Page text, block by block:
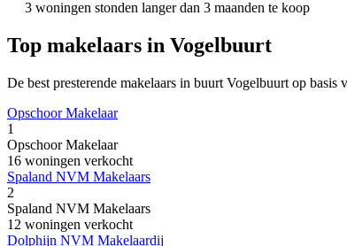
3 woningen stonden langer dan 3 maanden te koop
Top makelaars in Vogelbuurt
De best presterende makelaars in buurt Vogelbuurt op basis
Opschoor Makelaar
1
Opschoor Makelaar
16 woningen verkocht
Spaland NVM Makelaars
2
Spaland NVM Makelaars
12 woningen verkocht
Dolphijn NVM Makelaardij